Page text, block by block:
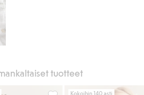
tuotteet
Kokoihin 140 asti